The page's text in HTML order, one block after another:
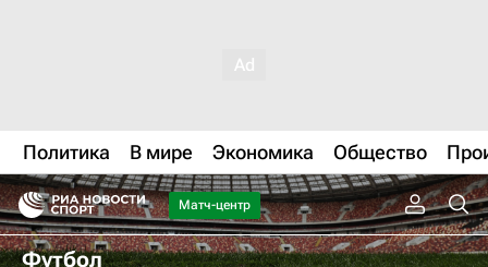
Политика В мире Экономика Общество
Матч-центр
Футбол